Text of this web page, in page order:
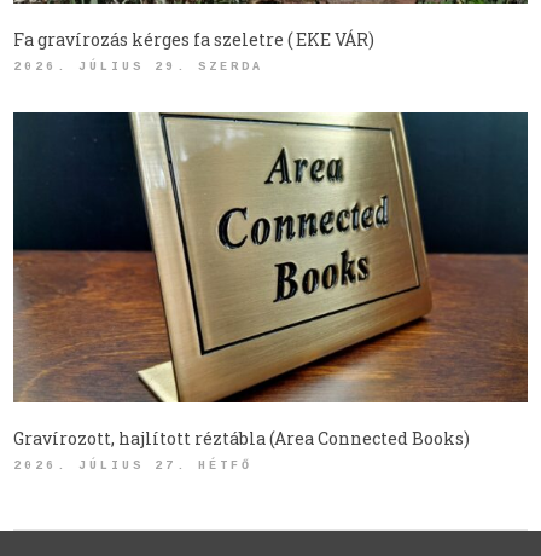
Fa gravírozás kérges fa szeletre ( EKE VÁR)
2026. JÚLIUS 29. SZERDA
Gravírozott, hajlított réztábla (Area Connected Books)
2026. JÚLIUS 27. HÉTFŐ